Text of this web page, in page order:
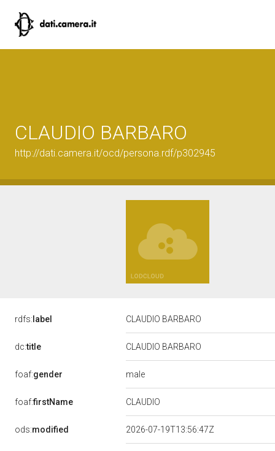
CLAUDIO BARBARO
http://dati.camera.it/ocd/persona.rdf/p302945
rdfs: label CLAUDIO BARBARO
dc:title CLAUDIO BARBARO
foaf:gender male
foaf:firstName CLAUDIO
ods:modified 2026-07-19T13:56:47Z